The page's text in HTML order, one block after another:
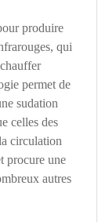
produire
qui
permet de
sudation
celles des
circulation
procure une
autres